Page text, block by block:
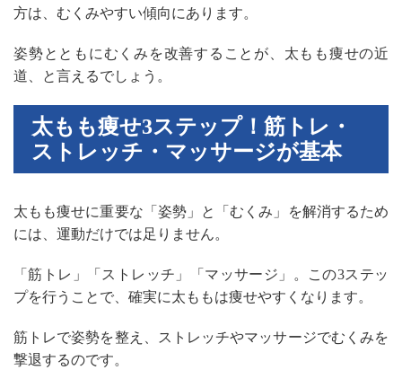
方は、むくみやすい傾向にあります。
姿勢とともにむくみを改善することが、太もも痩せの近
道、と言えるでしょう。
太もも痩せ3ステップ！筋トレ・
ストレッチ・マッサージが基本
太もも痩せに重要な「姿勢」と「むくみ」を解消するため
には、運動だけでは足りません。
「筋トレ」「ストレッチ」「マッサージ」。この3ステッ
プを行うことで、確実に太ももは痩せやすくなります。
筋トレで姿勢を整え、ストレッチやマッサージでむくみを
撃退するのです。